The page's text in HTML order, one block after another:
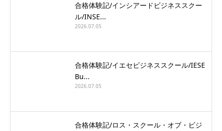
合格体験記/インシアードビジネススクー
ル/INSE...
2026.07.05
合格体験記/イエセビジネススクール/IESE
Bu...
2026.07.05
合格体験記/ロス・スクール・オブ・ビジ